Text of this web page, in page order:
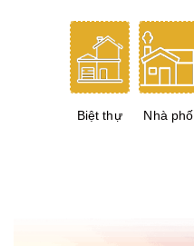
Biệt thự Nhà phố